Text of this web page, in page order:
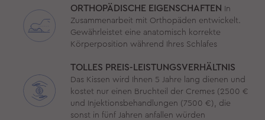
ORTHOPÄDISCHE EIGENSCHAFTEN
In
Zusammenarbeit mit Orthopäden entwickelt.
Gewährleistet eine anatomisch korrekte
Körperposition während Ihres Schlafes
TOLLES PREIS-LEISTUNGSVERHÄLTNIS
Das Kissen wird Ihnen 5 Jahre lang dienen und
kostet nur einen Bruchteil der Cremes (2500 €
und Injektionsbehandlungen (7500 €), die
sonst in fünf Jahren anfallen würden